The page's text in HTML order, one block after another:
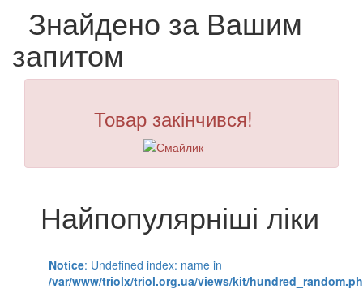
Знайдено за Вашим
запитом
Товар закінчився!
Найпопулярніші ліки
Notice: Undefined index: name in
/var/www/triolx/triol.org.ua/views/kit/